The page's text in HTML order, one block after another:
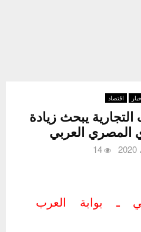
اقتصاد
يبحث زيادة
المصري العربي
14
ـ بوابة العرب